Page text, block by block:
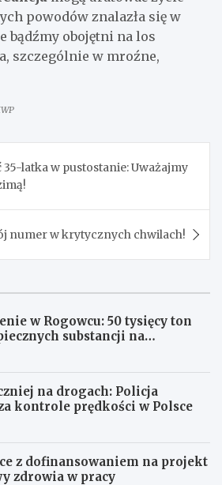
powodów znalazła się w
bądźmy obojętni na los
szczególnie w mroźne,
latka w pustostanie: Uważajmy
numer w krytycznych chwilach!
w Rogowcu: 50 tysięcy ton
substancji na
na drogach: Policja
kontrole prędkości w Polsce
z dofinansowaniem na projekt
zdrowia w pracy